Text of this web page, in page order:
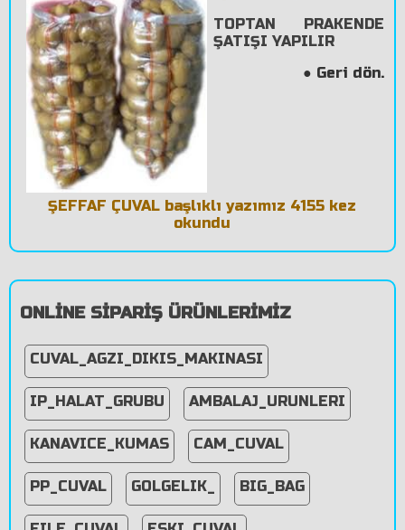
TOPTAN PRAKENDE
ŞATIŞI YAPILIR
● Geri dön.
ŞEFFAF ÇUVAL başlıklı yazımız 4155 kez
okundu
ONLİNE SİPARİŞ ÜRÜNLERİMİZ
CUVAL_AGZI_DIKIS_MAKINASI
IP_HALAT_GRUBU AMBALAJ_URUNLERI
KANAVICE_KUMAS CAM_CUVAL
PP_CUVAL GOLGELIK_ BIG_BAG